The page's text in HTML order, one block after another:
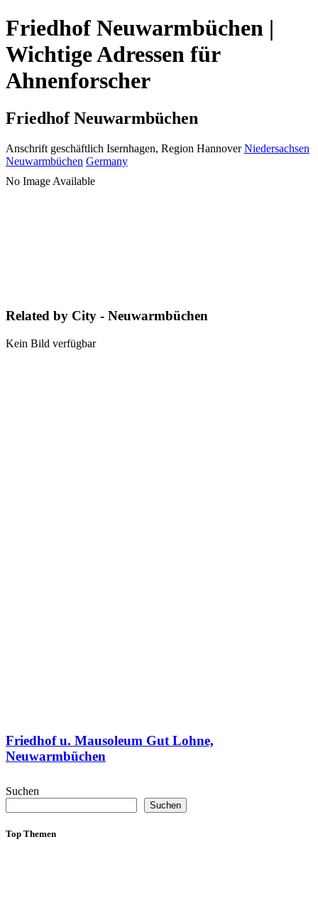
Friedhof Neuwarmbüchen |
Wichtige Adressen für
Ahnenforscher
Friedhof Neuwarmbüchen
Anschrift geschäftlich Isernhagen, Region Hannover Niedersachsen
Neuwarmbüchen Germany
No Image Available
Related by City - Neuwarmbüchen
Kein Bild verfügbar
Friedhof u. Mausoleum Gut Lohne,
Neuwarmbüchen
Suchen
Suchen
Top Themen